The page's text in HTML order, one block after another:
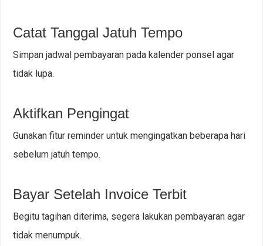
Catat Tanggal Jatuh Tempo
Simpan jadwal pembayaran pada kalender ponsel agar
tidak lupa.
Aktifkan Pengingat
Gunakan fitur reminder untuk mengingatkan beberapa hari
sebelum jatuh tempo.
Bayar Setelah Invoice Terbit
Begitu tagihan diterima, segera lakukan pembayaran agar
tidak menumpuk.